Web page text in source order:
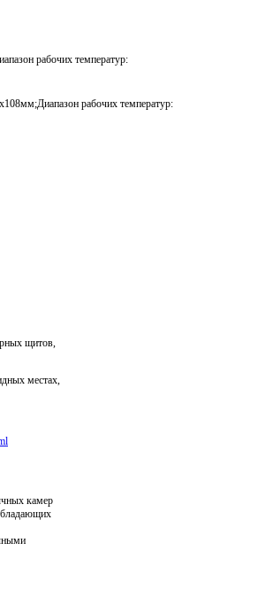
рабочих температур:
рабочих температур:
щитов,
местах,
камер